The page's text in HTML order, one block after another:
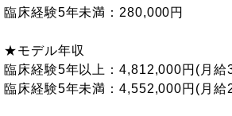
臨床経験5年未満：280,000円
★モデル年収
臨床経験5年以上：4,812,000円(月
臨床経験5年未満：4,552,000円(月